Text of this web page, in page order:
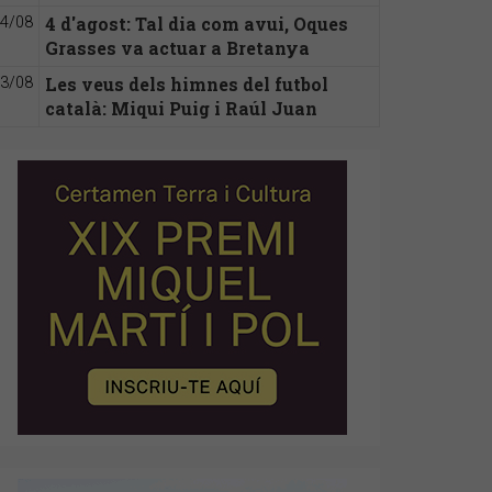
08
4 d'agost: Tal dia com avui, Oques
Grasses va actuar a Bretanya
08
Les veus dels himnes del futbol
català: Miqui Puig i Raúl Juan